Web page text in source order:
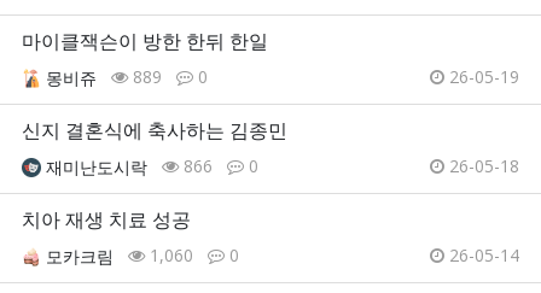
마이클잭슨이 방한 한뒤 한일
몽비쥬 889 0 26-05-19
신지 결혼식에 축사하는 김종민
재미난도시락 866 0 26-05-18
치아 재생 치료 성공
모카크림 1,060 0 26-05-14